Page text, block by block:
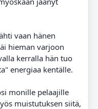
vaan hänen
hieman varjoon
kerralla hän tuo
energiaa kentälle.
monille pelaajille
muistutuksen siitä,